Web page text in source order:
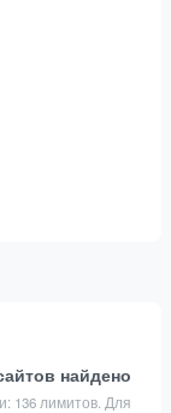
найдено
136 лимитов. Для